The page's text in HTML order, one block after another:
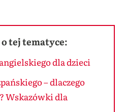
tej tematyce:
dla dzieci
– dlaczego
Wskazówki dla